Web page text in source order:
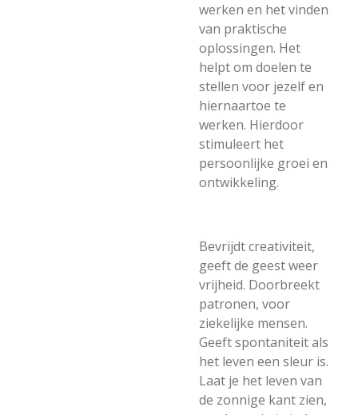
werken en het vinden
van praktische
oplossingen. Het
helpt om doelen te
stellen voor jezelf en
hiernaartoe te
werken. Hierdoor
stimuleert het
persoonlijke groei en
ontwikkeling.
Bevrijdt creativiteit,
geeft de geest weer
vrijheid. Doorbreekt
patronen, voor
ziekelijke mensen.
Geeft spontaniteit als
het leven een sleur is.
Laat je het leven van
de zonnige kant zien,